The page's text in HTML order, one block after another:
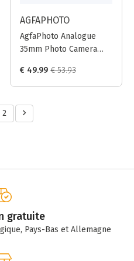
AGFAPHOTO
AgfaPhoto Analogue
35mm Photo Camera
2x Kodak UltraMax 135-
36
€ 49.99 € 53.93
2
gratuite
Pays-Bas et Allemagne